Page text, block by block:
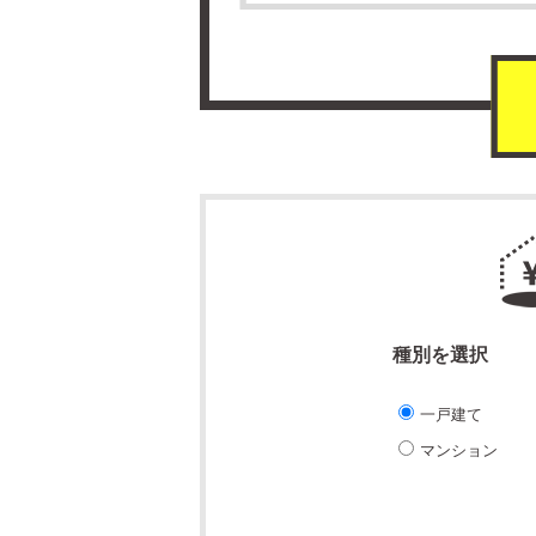
種別を選択
一戸建て
マンション